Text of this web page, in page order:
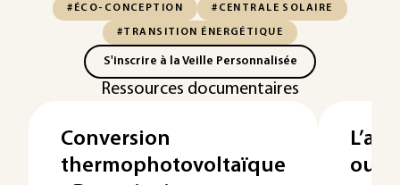
#ÉCO-CONCEPTION #CENTRALE SOLAIRE
#TRANSITION ÉNERGÉTIQUE
S'inscrire à la Veille Personnalisée
Ressources documentaires
Conversion
thermophotovoltaïque
outil